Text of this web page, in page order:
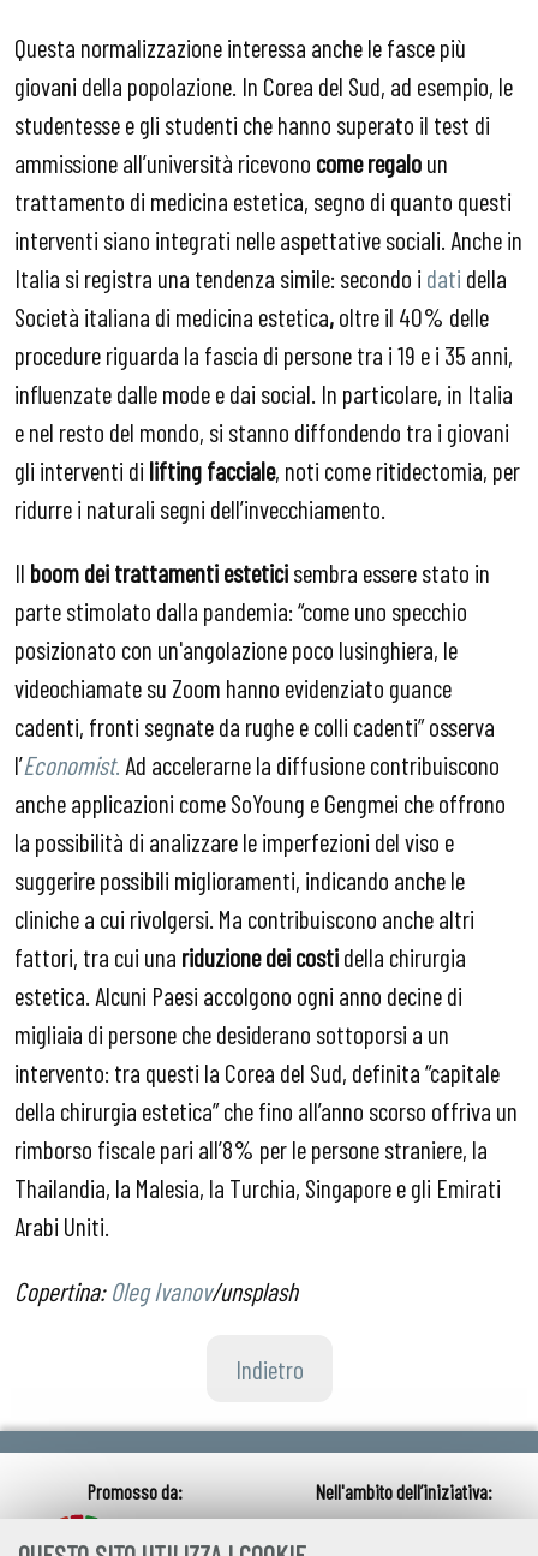
Questa normalizzazione interessa anche le fasce più
giovani della popolazione. In Corea del Sud, ad esempio, le
studentesse e gli studenti che hanno superato il test di
ammissione all’università ricevono come regaloun
trattamento di medicina estetica, segno di quanto questi
interventi siano integrati nelle aspettative sociali. Anche in
Italia si registra una tendenza simile: secondo i dati della
Società italiana di medicina estetica,oltre il 40% delle
procedure riguarda la fascia di persone tra i 19 e i 35 anni,
influenzate dalle mode e dai social. In particolare, in Italia
e nel resto del mondo, si stanno diffondendo tra i giovani
gli interventi di lifting facciale, noti come ritidectomia, per
ridurre i naturali segni dell’invecchiamento.
Il boom dei trattamenti esteticisembra essere stato in
parte stimolato dalla pandemia: “come uno specchio
posizionato con un'angolazione poco lusinghiera, le
videochiamate su Zoom hanno evidenziato guance
cadenti, fronti segnate da rughe e colli cadenti” osserva
l’Economist. Ad accelerarne la diffusione contribuiscono
anche applicazioni come SoYoung e Gengmei che offrono
la possibilità di analizzare le imperfezioni del viso e
suggerire possibili miglioramenti, indicando anche le
cliniche a cui rivolgersi. Ma contribuiscono anche altri
fattori, tra cui una riduzione dei costidella chirurgia
estetica. Alcuni Paesi accolgono ogni anno decine di
migliaia di persone che desiderano sottoporsi a un
intervento: tra questi la Corea del Sud, definita “capitale
della chirurgia estetica” che fino all’anno scorso offriva un
rimborso fiscale pari all’8% per le persone straniere, la
Thailandia, la Malesia, la Turchia, Singapore e gli Emirati
Arabi Uniti.
Copertina:Oleg Ivanov/unsplash
Indietro